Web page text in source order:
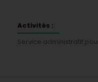
Activités :
Service administratif